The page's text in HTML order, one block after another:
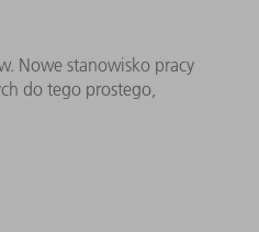
Nowe stanowisko pracy
do tego prostego,